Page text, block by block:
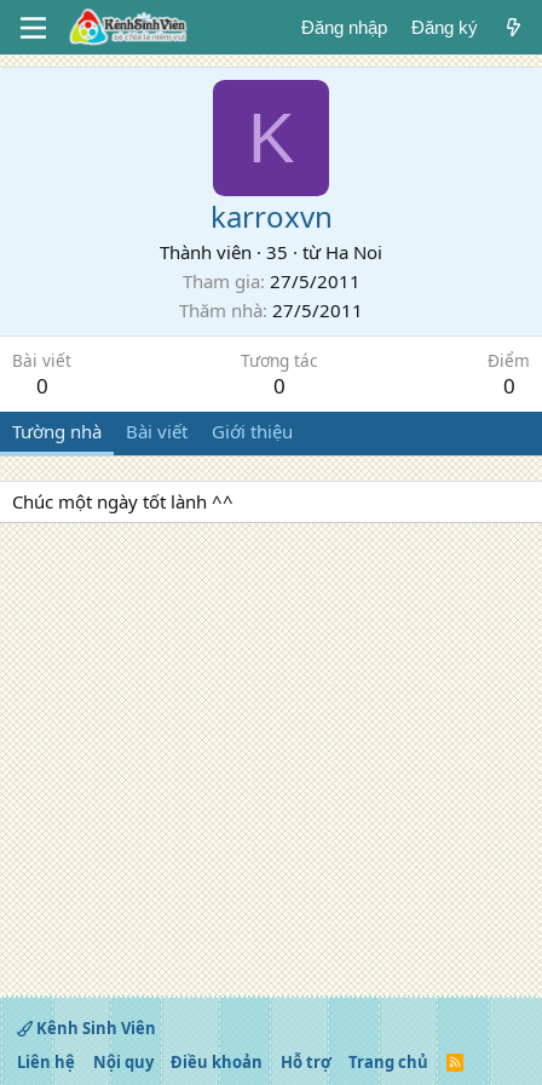
Đăng nhập Đăng ký
K
karroxvn
Thành viên · 35 · từ Ha Noi
Tham gia 27/5/2011
Thăm nhà 27/5/2011
Bài viết
0
Tương tác
0
Điểm
0
Tường nhà Bài viết Giới thiệu
Chúc một ngày tốt lành ^^
Kênh Sinh Viên
Liên hệ
Nội quy Điều khoản Hỗ trợ Trang chủ
R